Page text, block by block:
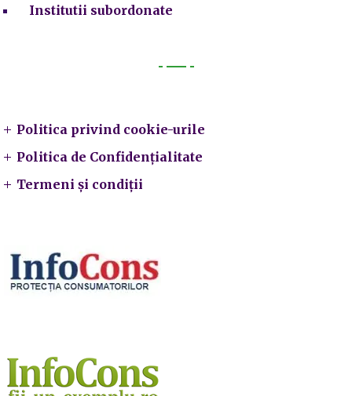
Institutii subordonate
Politica privind cookie-urile
Politica de Confidențialitate
Termeni și condiții